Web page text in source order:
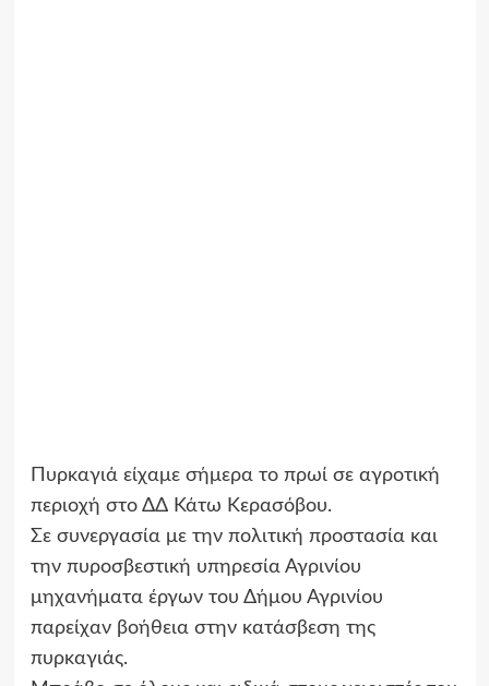
Πυρκαγιά είχαμε σήμερα το πρωί σε αγροτική
περιοχή στο ΔΔ Κάτω Κερασόβου.
Σε συνεργασία με την πολιτική προστασία και
την πυροσβεστική υπηρεσία Αγρινίου
μηχανήματα έργων του Δήμου Αγρινίου
παρείχαν βοήθεια στην κατάσβεση της
πυρκαγιάς.